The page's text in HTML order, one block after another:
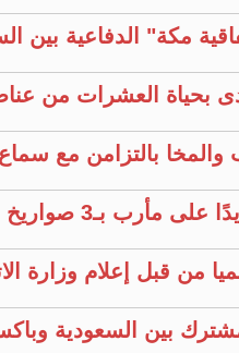
مكة" الدفاعية بين
بحياة العشرات من
بالتزامن مع
صواريخ ومسيّرتين
من قبل إعلام وزارة
بين السعودية